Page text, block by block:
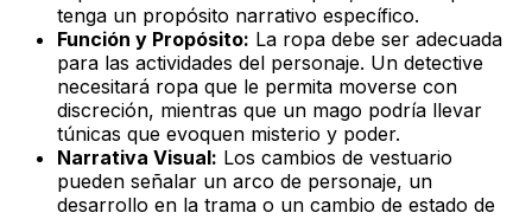
tenga un propósito narrativo específico.
Función y Propósito: La ropa debe ser adecuada
para las actividades del personaje. Un detective
necesitará ropa que le permita moverse con
discreción, mientras que un mago podría llevar
túnicas que evoquen misterio y poder.
Narrativa Visual: Los cambios de vestuario
pueden señalar un arco de personaje, un
desarrollo en la trama o un cambio de estado de